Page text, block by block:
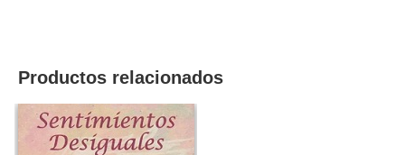
Productos relacionados